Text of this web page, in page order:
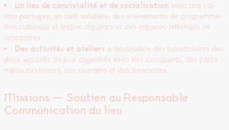
Un lieu de con­vivi­al­ité et de social­i­sa­tion avec une cui­
sine partagée, un café sol­idaire, des évène­ments de pro­gram­ma­
tion cul­turelle et fes­tive réguliers et des espaces informels de
ren­con­tres
Des activ­ités et ate­liers à des­ti­na­tion des béné­fi­ci­aires des
deux accueils de jour organ­isés avec des occu­pants, des parte­
naires extérieurs, des riverains et des bénév­oles
Missions — Soutien au Responsable
Communication du lieu